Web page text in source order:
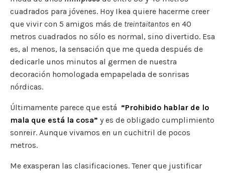
cuadrados para jóvenes. Hoy Ikea quiere hacerme creer
que vivir con 5 amigos más de treintaitantos en 40
metros cuadrados no sólo es normal, sino divertido. Esa
es, al menos, la sensación que me queda después de
dedicarle unos minutos al germen de nuestra
decoración homologada empapelada de sonrisas
nórdicas.
Últimamente parece que está “Prohibido hablar de lo
mala que está la cosa” y es de obligado cumplimiento
sonreir. Aunque vivamos en un cuchitril de pocos
metros.
Me exasperan las clasificaciones. Tener que justificar